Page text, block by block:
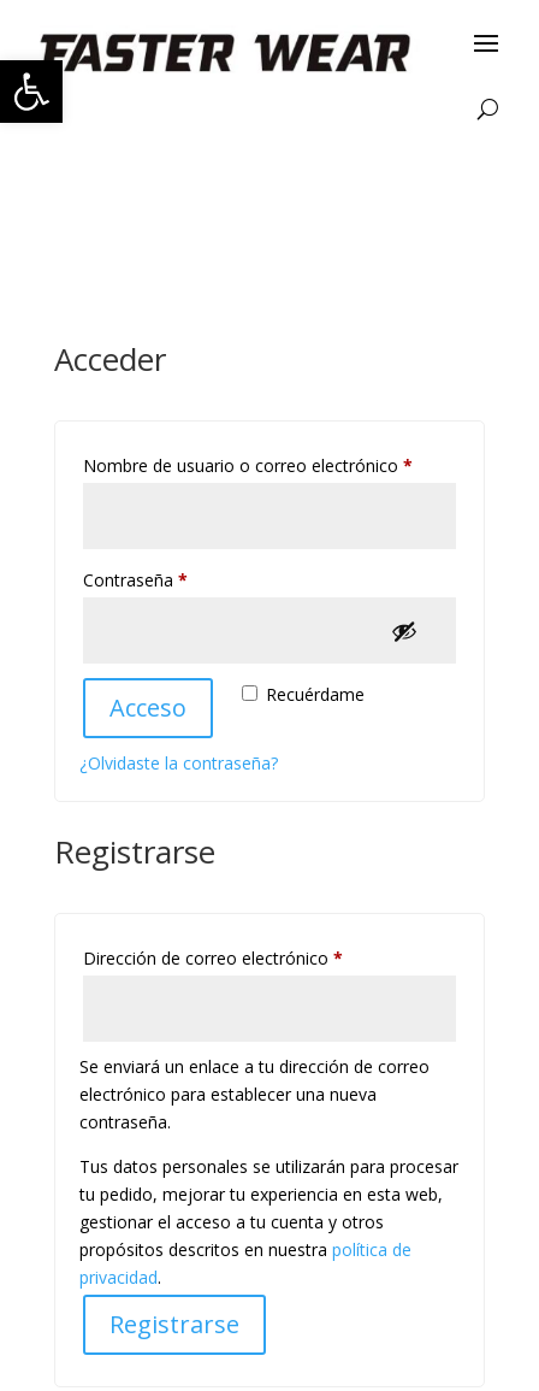
Abrir barra de herramientas
Acceder
Nombre de usuario o correo electrónico *Obligatorio
Contraseña *Obligatorio
Recuérdame
Acceso
¿Olvidaste la contraseña?
Registrarse
Dirección de correo electrónico *Obligatorio
Se enviará un enlace a tu dirección de correo
electrónico para establecer una nueva
contraseña.
Tus datos personales se utilizarán para procesar
tu pedido, mejorar tu experiencia en esta web,
gestionar el acceso a tu cuenta y otros
propósitos descritos en nuestra política de
privacidad.
Registrarse